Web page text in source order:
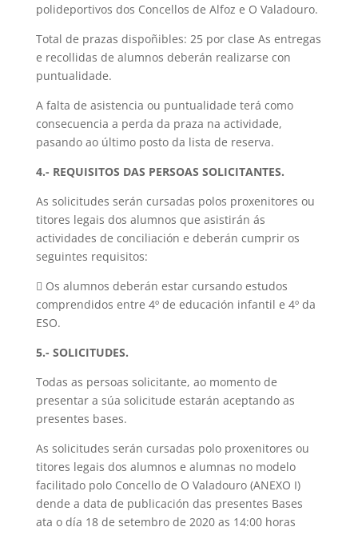
polideportivos dos Concellos de Alfoz e O Valadouro.
Total de prazas dispoñibles: 25 por clase As entregas
e recollidas de alumnos deberán realizarse con
puntualidade.
A falta de asistencia ou puntualidade terá como
consecuencia a perda da praza na actividade,
pasando ao último posto da lista de reserva.
4.- REQUISITOS DAS PERSOAS SOLICITANTES.
As solicitudes serán cursadas polos proxenitores ou
titores legais dos alumnos que asistirán ás
actividades de conciliación e deberán cumprir os
seguintes requisitos:
 Os alumnos deberán estar cursando estudos
comprendidos entre 4º de educación infantil e 4º da
ESO.
5.- SOLICITUDES.
Todas as persoas solicitante, ao momento de
presentar a súa solicitude estarán aceptando as
presentes bases.
As solicitudes serán cursadas polo proxenitores ou
titores legais dos alumnos e alumnas no modelo
facilitado polo Concello de O Valadouro (ANEXO I)
dende a data de publicación das presentes Bases
ata o día 18 de setembro de 2020 as 14:00 horas